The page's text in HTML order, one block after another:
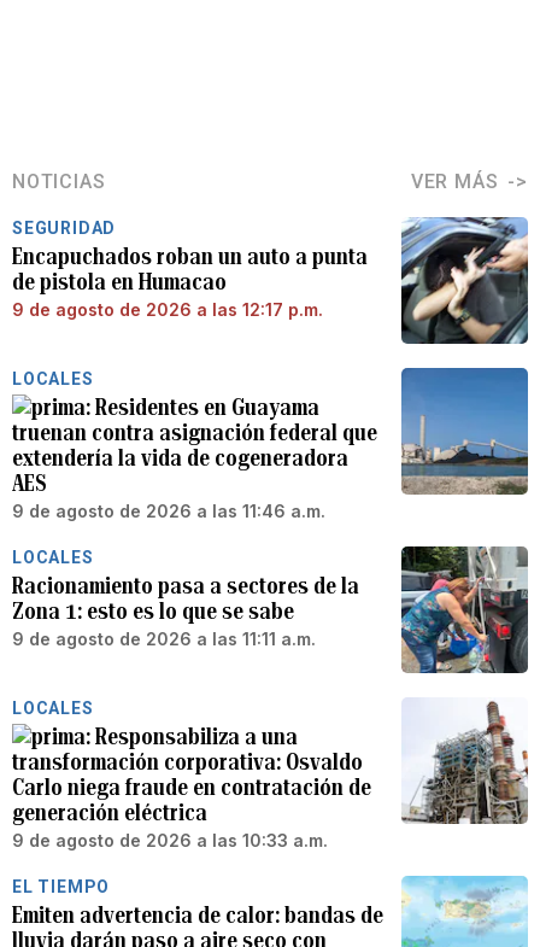
NOTICIAS VER MÁS
SEGURIDAD
Encapuchados roban un auto a punta
de pistola en Humacao
9 de agosto de 2026 a las 12:17 p.m.
LOCALES
Residentes en Guayama
truenan contra asignación federal que
extendería la vida de cogeneradora
AES
9 de agosto de 2026 a las 11:46 a.m.
LOCALES
Racionamiento pasa a sectores de la
Zona 1: esto es lo que se sabe
9 de agosto de 2026 a las 11:11 a.m.
LOCALES
Responsabiliza a una
transformación corporativa: Osvaldo
Carlo niega fraude en contratación de
generación eléctrica
9 de agosto de 2026 a las 10:33 a.m.
EL TIEMPO
Emiten advertencia de calor: bandas de
lluvia darán paso a aire seco con